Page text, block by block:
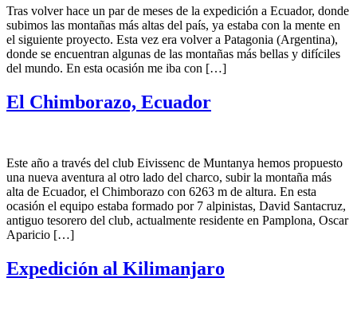
Tras volver hace un par de meses de la expedición a Ecuador, donde
subimos las montañas más altas del país, ya estaba con la mente en
el siguiente proyecto. Esta vez era volver a Patagonia (Argentina),
donde se encuentran algunas de las montañas más bellas y difíciles
del mundo. En esta ocasión me iba con […]
El Chimborazo, Ecuador
Este año a través del club Eivissenc de Muntanya hemos propuesto
una nueva aventura al otro lado del charco, subir la montaña más
alta de Ecuador, el Chimborazo con 6263 m de altura. En esta
ocasión el equipo estaba formado por 7 alpinistas, David Santacruz,
antiguo tesorero del club, actualmente residente en Pamplona, Oscar
Aparicio […]
Expedición al Kilimanjaro